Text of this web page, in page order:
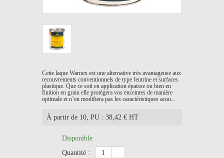
Cette laque Warnex est une alternative très avantageuse aux
recouvrements conventionnels de type feutrine et surfaces
plastique. Que ce soit en application épaisse ou bien en
finition en grain elle protègera vos enceintes de manière
optimale et n’en modifiera pas les caractéristiques acou...
À partir de 10, PU : 38,42 € HT
Disponible
quantité :